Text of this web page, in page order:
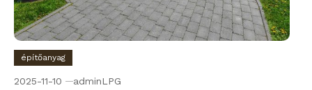
építőanyag
2025-11-10 adminLPG